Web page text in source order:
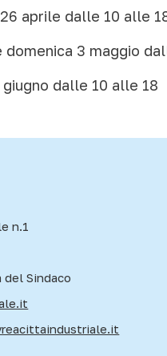
aprile dalle 10 alle
domenica 3 maggio
dalle 10 alle 18
n.1
del Sindaco